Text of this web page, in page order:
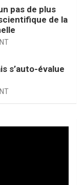
pas de plus
de la
s’auto-évalue